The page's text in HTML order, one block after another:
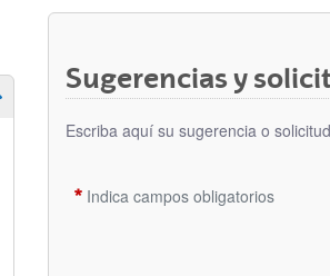
Mostrar/ocultar subpáginas
Sugerencias y
Escriba aquí su sugerencia o solicitud
Indica campos obligatorios